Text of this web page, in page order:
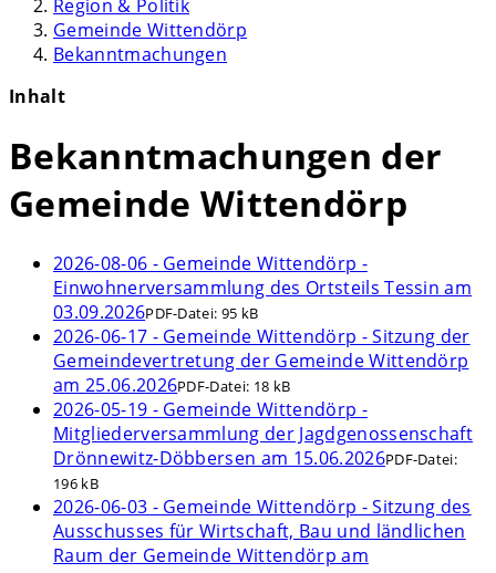
Region & Politik
Gemeinde Wittendörp
Bekanntmachungen
Inhalt
Bekanntmachungen der
Gemeinde Wittendörp
2026-08-06 - Gemeinde Wittendörp -
Einwohnerversammlung des Ortsteils Tessin am
03.09.2026PDF-Datei: 95 kB
2026-06-17 - Gemeinde Wittendörp - Sitzung der
Gemeindevertretung der Gemeinde Wittendörp
am 25.06.2026PDF-Datei: 18 kB
2026-05-19 - Gemeinde Wittendörp -
Mitgliederversammlung der Jagdgenossenschaft
Drönnewitz-Döbbersen am 15.06.2026PDF-Datei:
196 kB
2026-06-03 - Gemeinde Wittendörp - Sitzung des
Ausschusses für Wirtschaft, Bau und ländlichen
Raum der Gemeinde Wittendörp am